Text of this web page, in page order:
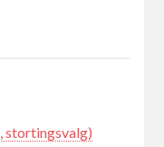
stortingsvalg)